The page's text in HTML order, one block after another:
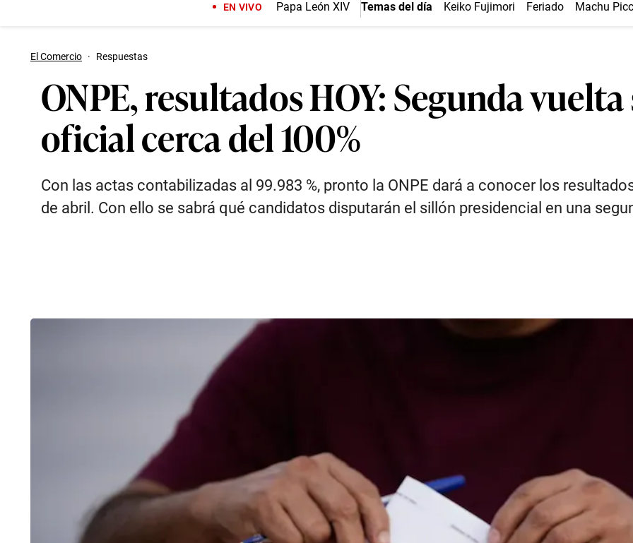
EN VIVO Papa León XIV Temas del día Keiko Fujimori Feriado Machu
El Comercio · Respuestas
ONPE, resultados HOY: Segunda
oficial cerca del 100%
Con las actas contabilizadas al 99.983 %, pronto la ONPE dará a conocer los
de abril. Con ello se sabrá qué candidatos disputarán el sillón presidencial en una